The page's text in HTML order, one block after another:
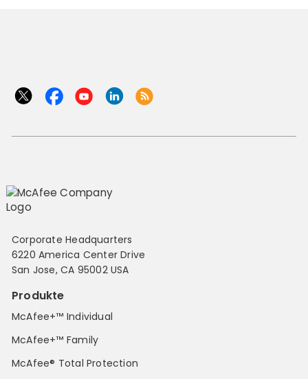
Corporate Headquarters
6220 America Center Drive
San Jose, CA 95002 USA
Produkte
McAfee+™ Individual
McAfee+™ Family
McAfee® Total Protection